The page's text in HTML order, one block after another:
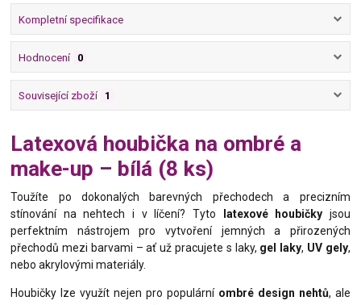
Kompletní specifikace
Hodnocení 0
Související zboží 1
Latexová houbička na ombré a
make-up – bílá (8 ks)
Toužíte po dokonalých barevných přechodech a precizním
stínování na nehtech i v líčení? Tyto
latexové houbičky jsou
perfektním nástrojem pro vytvoření jemných a přirozených
přechodů mezi barvami – ať už pracujete s laky, gel laky, UV gely,
nebo akrylovými materiály.
Houbičky lze využít nejen pro populární ombré design nehtů, ale